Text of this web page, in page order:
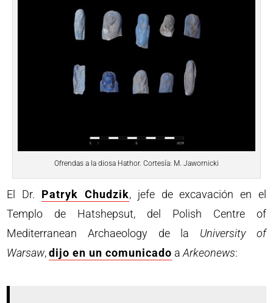
Ofrendas a la diosa Hathor. Cortesía: M. Jawornicki
El Dr. Patryk Chudzik, jefe de excavación en el
Templo de Hatshepsut, del Polish Centre of
Mediterranean Archaeology de la University of
Warsaw,dijo en un comunicado aArkeonews: